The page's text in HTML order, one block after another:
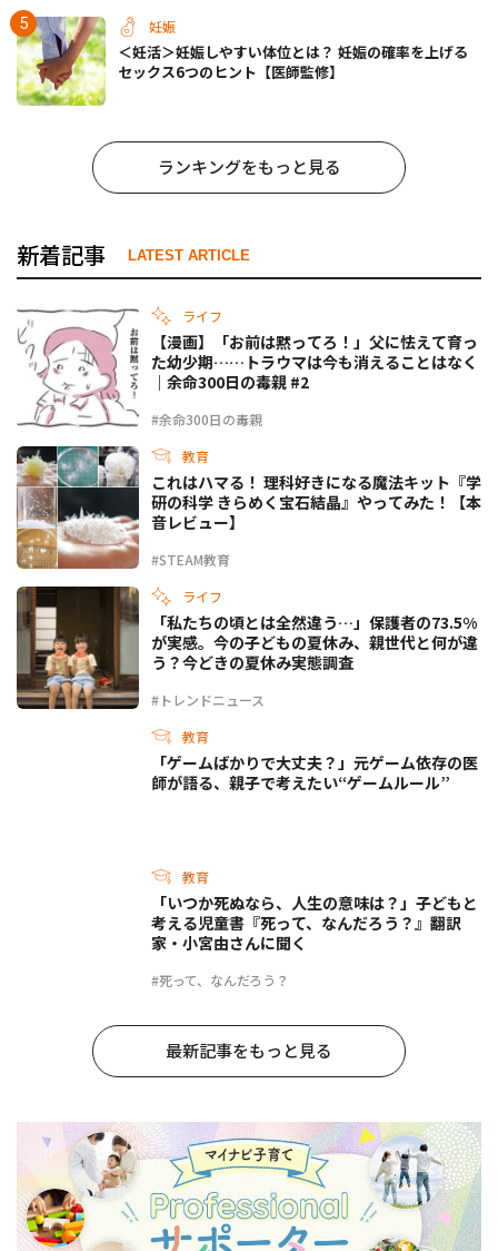
妊娠
＜妊活＞妊娠しやすい体位とは？ 妊娠の確率を上げる
セックス6つのヒント【医師監修】
ランキングをもっと見る
新着記事 LATEST ARTICLE
ライフ
#余命300日の毒親
【漫画】「お前は黙ってろ！」父に怯えて育っ
た幼少期……トラウマは今も消えることはなく
｜余命300日の毒親 #2
教育
#STEAM教育
これはハマる！ 理科好きになる魔法キット『学
研の科学 きらめく宝石結晶』やってみた！【本
音レビュー】
ライフ
#トレンドニュース
「私たちの頃とは全然違う…」保護者の73.5%
が実感。今の子どもの夏休み、親世代と何が違
う？今どきの夏休み実態調査
教育
「ゲームばかりで大丈夫？」元ゲーム依存の医
師が語る、親子で考えたい“ゲームルール”
教育
#死って、なんだろう？
「いつか死ぬなら、人生の意味は？」子どもと
考える児童書『死って、なんだろう？』翻訳
家・小宮由さんに聞く
最新記事をもっと見る